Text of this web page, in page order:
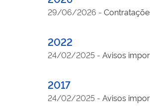
29/06/2026 -
2022
24/02/2025 - Avisos
2017
24/02/2025 - Avisos